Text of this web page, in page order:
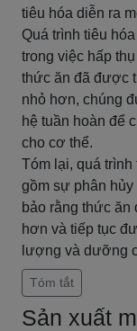
tiêu hóa diễn ra
Quá trình tiêu
trong việc hấp
thức ăn đã được
nhỏ hơn, chúng
hệ tuần hoàn để
cho cơ thể.
Tóm lại, quá
gồm sự phân hủy
bảo rằng thức ăn
hơn và tiếp tục
lượng và dưỡng
Tóm tắt
Sản xuất